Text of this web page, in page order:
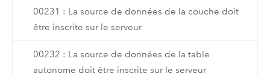
00231 : La source de données de la couche doit
être inscrite sur le serveur
00232 : La source de données de la table
autonome doit être inscrite sur le serveur